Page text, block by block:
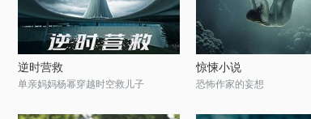
逆时营救
单亲妈妈杨幂穿越时空救儿子
惊悚小说
恐怖作家的妄想